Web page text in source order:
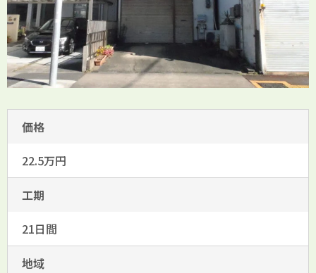
価格
22.5万円
工期
21日間
地域